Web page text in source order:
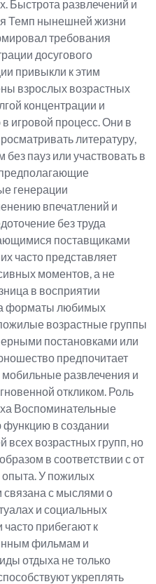
Быстрота развлечений и
Темп нынешней жизни
требования
досугового
привыкли к этим
взрослых возрастных
концентрации и
игровой процесс. Они в
литературу,
пауз или участвовать в
генерации
впечатлений и
без труда
поставщиками
часто представляет
моментов, а не
в восприятии
форматы любимых
возрастные группы
постановками или
предпочитает
развлечения и
откликом. Роль
Воспоминательные
в создании
всех возрастных групп, но
в соответствии с от
опыта. У пожилых
с мыслями о
и социальных
прибегают к
фильмам и
отдыха не только
укреплять